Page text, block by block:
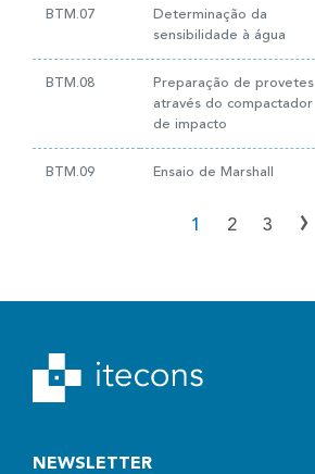
BTM.07
Determinação da
sensibilidade à água
BTM.08
Preparação de provetes
através do compactador
de impacto
BTM.09 Ensaio de Marshall
1 2 3 ›
NEWSLETTER